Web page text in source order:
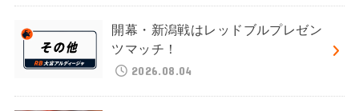
開幕・新潟戦はレッドブルプレゼン
ツマッチ！
2026.08.04